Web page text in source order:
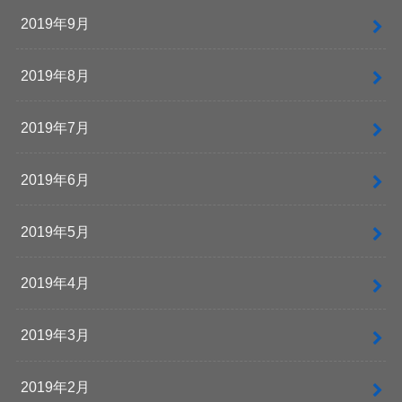
2019年9月
2019年8月
2019年7月
2019年6月
2019年5月
2019年4月
2019年3月
2019年2月